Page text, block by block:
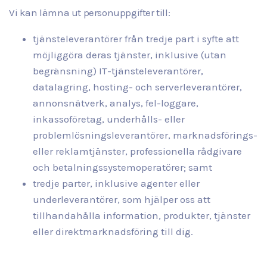
Vi kan lämna ut personuppgifter till:
tjänsteleverantörer från tredje part i syfte att
möjliggöra deras tjänster, inklusive (utan
begränsning) IT-tjänsteleverantörer,
datalagring, hosting- och serverleverantörer,
annonsnätverk, analys, fel-loggare,
inkassoföretag, underhålls- eller
problemlösningsleverantörer, marknadsförings-
eller reklamtjänster, professionella rådgivare
och betalningssystemoperatörer; samt
tredje parter, inklusive agenter eller
underleverantörer, som hjälper oss att
tillhandahålla information, produkter, tjänster
eller direktmarknadsföring till dig.